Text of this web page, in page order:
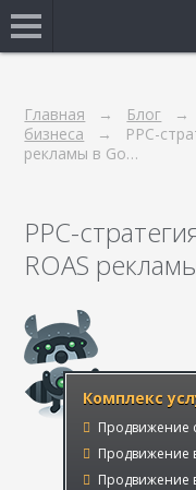
Главная Блог
бизнеса
PPC-
рекламы в Go…
PPC-
ROAS
Комплекс
Продвижение
Продвижение
Продвижение